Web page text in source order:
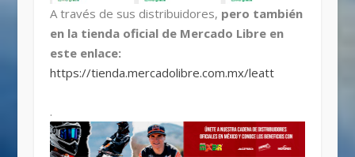
A través de sus distribuidores, pero también
en la tienda oficial de Mercado Libre en
este enlace:
https://tienda.mercadolibre.com.mx/leatt
.